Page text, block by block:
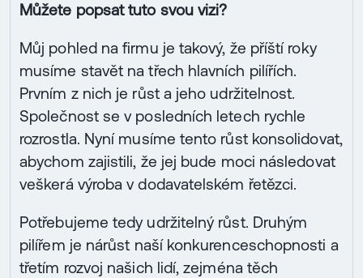
Můžete popsat tuto svou vizi?
Můj pohled na firmu je takový, že příští roky
musíme stavět na třech hlavních pilířích.
Prvním z nich je růst a jeho udržitelnost.
Společnost se v posledních letech rychle
rozrostla. Nyní musíme tento růst konsolidovat,
abychom zajistili, že jej bude moci následovat
veškerá výroba v dodavatelském řetězci.
Potřebujeme tedy udržitelný růst. Druhým
pilířem je nárůst naší konkurenceschopnosti a
třetím rozvoj našich lidí, zejména těch